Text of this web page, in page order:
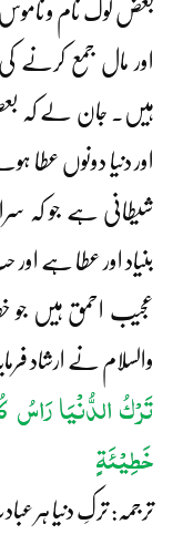
بعض لوگ نام و ناموس
اور مال جمع کرنے
ہیں۔ جان لے کہ بعض
اور دنیا دونوں عطا
شیطانی ہے جو کہ
بنیاد اور عطا ہے
عجیب احمق ہیں جو
والسلام نے ارشاد
تَرْکُ الدُّنْیَا
خَطِیْئَۃٍ
ترجمہ: ترکِ دنیا ہر